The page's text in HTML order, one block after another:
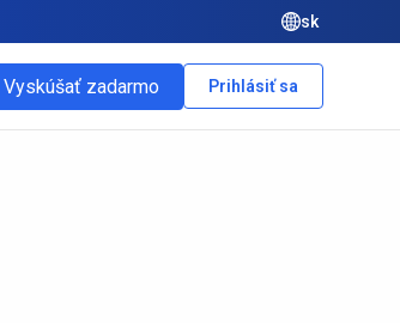
sk
Vyskúšať zadarmo Prihlásiť sa